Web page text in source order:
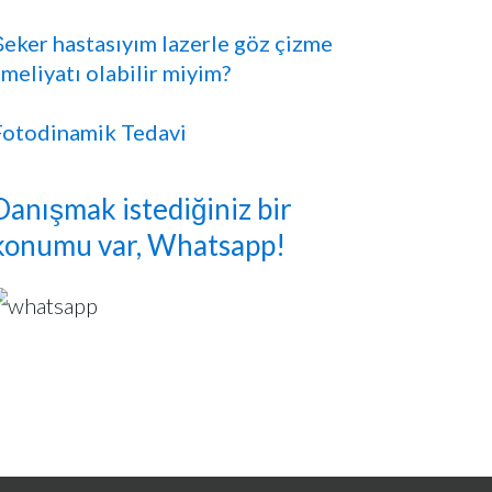
hastasıyım lazerle göz çizme
olabilir miyim?
Tedavi
istediğiniz bir
var, Whatsapp!